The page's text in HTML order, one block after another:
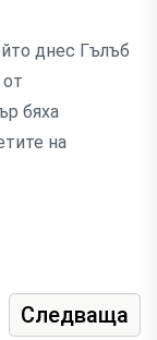
днес Гълъб
бяха
на
Следваща